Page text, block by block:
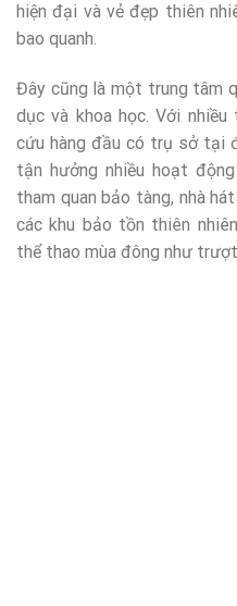
hiện đại và vẻ đẹp thiên
bao quanh.
Đây cũng là một trung tâm
dục và khoa học. Với
cứu hàng đầu có trụ sở tại
tận hưởng nhiều hoạt
tham quan bảo tàng, nhà
các khu bảo tồn thiên
thể thao mùa đông như